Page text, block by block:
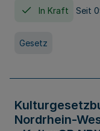
In Kraft Seit
Gesetz
Nordrhein-